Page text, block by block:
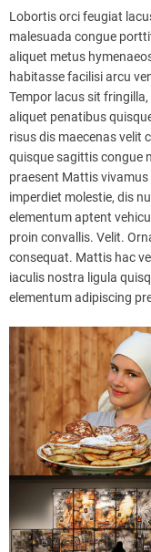
Lobortis orci feugiat
malesuada congue
aliquet metus
habitasse facilisi arcu
Tempor lacus sit
aliquet penatibus
risus dis maecenas velit
quisque sagittis congue
praesent Mattis
imperdiet molestie, dis
elementum aptent
proin convallis. Velit.
consequat. Mattis hac
iaculis nostra ligula
elementum adipiscing